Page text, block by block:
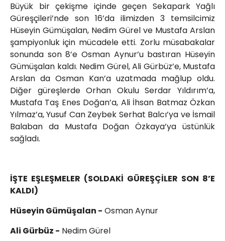
Büyük bir çekişme içinde geçen Sekapark Yağlı
Güreşçileri’nde son 16’da ilimizden 3 temsilcimiz
Hüseyin Gümüşalan, Nedim Gürel ve Mustafa Arslan
şampiyonluk için mücadele etti. Zorlu müsabakalar
sonunda son 8’e Osman Aynur’u bastıran Hüseyin
Gümüşalan kaldı. Nedim Gürel, Ali Gürbüz’e, Mustafa
Arslan da Osman Kan’a uzatmada mağlup oldu.
Diğer güreşlerde Orhan Okulu Serdar Yıldırım’a,
Mustafa Taş Enes Doğan’a, Ali İhsan Batmaz Özkan
Yılmaz’a, Yusuf Can Zeybek Serhat Balcı’ya ve İsmail
Balaban da Mustafa Doğan Özkaya’ya üstünlük
sağladı.
İŞTE EŞLEŞMELER (SOLDAKİ GÜREŞÇİLER SON 8’E
KALDI)
Hüseyin Gümüşalan - Osman Aynur
Ali Gürbüz - Nedim Gürel